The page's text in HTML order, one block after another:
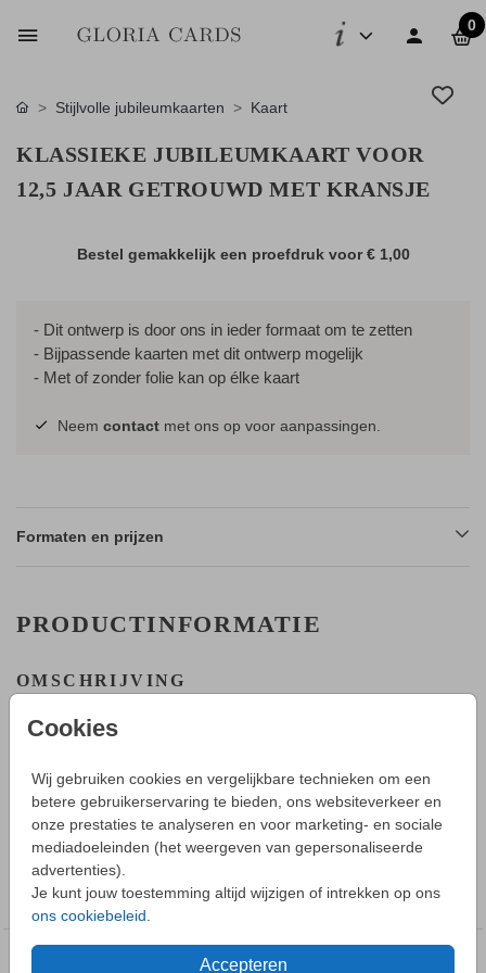
0
Cookies
Wij gebruiken cookies en vergelijkbare technieken om een
betere gebruikerservaring te bieden, ons websiteverkeer en
onze prestaties te analyseren en voor marketing- en sociale
mediadoeleinden (het weergeven van gepersonaliseerde
advertenties).
Je kunt jouw toestemming altijd wijzigen of intrekken op ons
ons cookiebeleid
Accepteren
Stijlvolle jubileumkaarten Kaart
KLASSIEKE JUBILEUMKAART VOOR
12,5 JAAR GETROUWD MET KRANSJE
Bestel gemakkelijk een proefdruk voor€ 1,00
- Dit ontwerp is door ons in ieder formaat om te zetten
- Bijpassende kaarten met dit ontwerp mogelijk
- Met of zonder folie kan op élke kaart
Neem contact met ons op voor aanpassingen.
Formaten en prijzen
PRODUCTINFORMATIE
OMSCHRIJVING
onderdelen in de trouwkaart kunnen worden verschoven en
12,5 jarig jubileum, maar elk jubileum jaar kan ingevuld
worden.
HOE WERKT HET?
- Maak in de editor een mooi ontwerp van deze jubileumkaart.
- Sla deze op in je account en bestel daarna een proefdruk.
- Tijdens bestellen kun je kiezen uit verschillende formaten,
- Bij de 1e proefdruk ontvang je een proefsetje met samples
Toon meer
COLLECTIE
Kaart